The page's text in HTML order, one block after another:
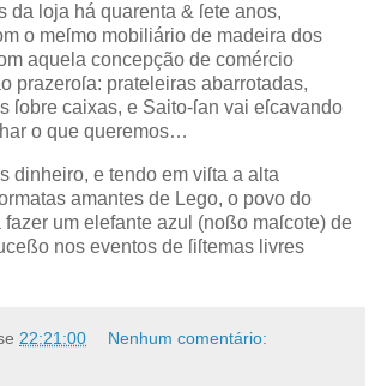
da loja há quarenta & ſete anos,
o meſmo mobiliário de madeira dos
aquela concepção de comércio
prazeroſa: prateleiras abarrotadas,
ſobre caixas, e Saito-ſan vai eſcavando
o que queremos…
dinheiro, e tendo em viſta a alta
amantes de Lego, o povo do
fazer um elefante azul (noßo maſcote) de
nos eventos de ſiſtemas livres
22:21:00 Nenhum comentário: